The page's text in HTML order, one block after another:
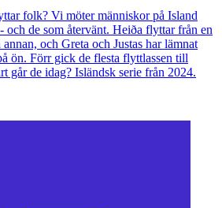
folk? Vi möter människor på Island
och de som återvänt. Heiða flyttar från en
och Greta och Justas har lämnat
ön. Förr gick de flesta flyttlassen till
går de idag? Isländsk serie från 2024.